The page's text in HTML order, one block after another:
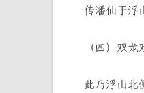
传潘仙于浮
（四）双龙
此乃浮山北